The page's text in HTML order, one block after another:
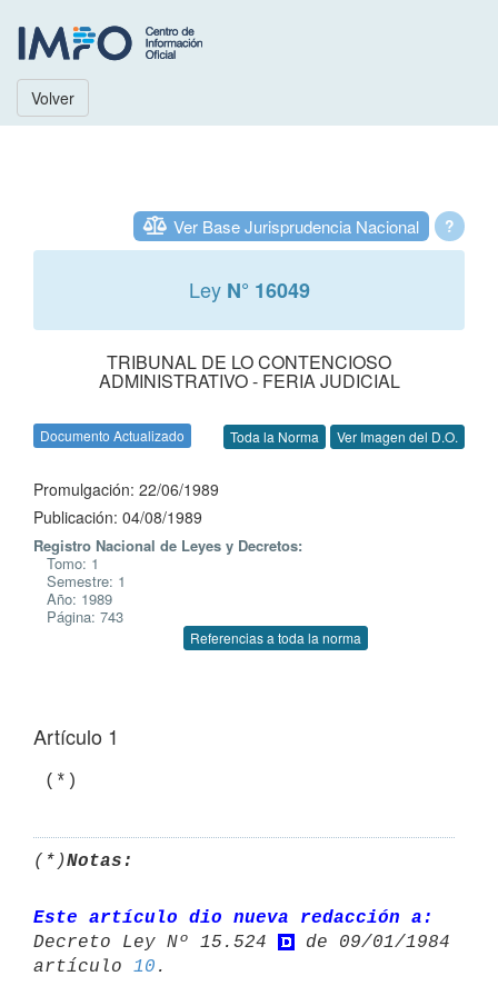
Volver
?
Ver Base Jurisprudencia Nacional
Ley N° 16049
TRIBUNAL DE LO CONTENCIOSO
ADMINISTRATIVO - FERIA JUDICIAL
Documento Actualizado Toda la Norma Ver Imagen del D.O.
Promulgación: 22/06/1989
Publicación: 04/08/1989
Registro Nacional de Leyes y Decretos:
Tomo: 1
Semestre: 1
Año: 1989
Página: 743
Referencias a toda la norma
Artículo 1
(*)Notas:
Este artículo dio nueva redacción a:
Decreto Ley Nº 15.524
de 09/01/1984
artículo 10